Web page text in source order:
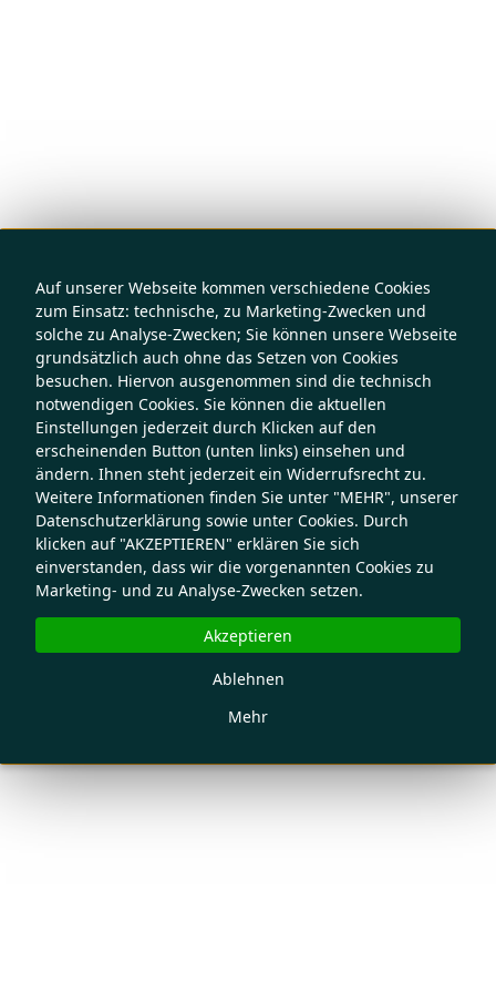
Auf unserer Webseite kommen verschiedene Cookies
zum Einsatz: technische, zu Marketing-Zwecken und
solche zu Analyse-Zwecken; Sie können unsere Webseite
grundsätzlich auch ohne das Setzen von Cookies
besuchen. Hiervon ausgenommen sind die technisch
notwendigen Cookies. Sie können die aktuellen
Einstellungen jederzeit durch Klicken auf den
erscheinenden Button (unten links) einsehen und
ändern. Ihnen steht jederzeit ein Widerrufsrecht zu.
Weitere Informationen finden Sie unter "MEHR", unserer
Datenschutzerklärung sowie unter Cookies. Durch
klicken auf "AKZEPTIEREN" erklären Sie sich
einverstanden, dass wir die vorgenannten Cookies zu
Marketing- und zu Analyse-Zwecken setzen.
Mehr
Ablehnen
Akzeptieren